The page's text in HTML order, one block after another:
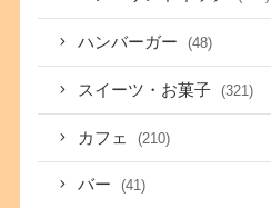
ハンバーガー (48)
スイーツ・お菓子 (321)
カフェ (210)
バー (41)